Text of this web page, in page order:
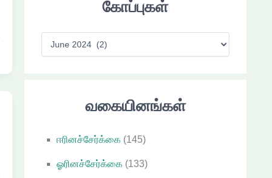
கோப்புகள்
கோ
ப்
வகையினங்கள்
ஈரினச்சேர்க்கை (145)
ஓரினச்சேர்க்கை (133)